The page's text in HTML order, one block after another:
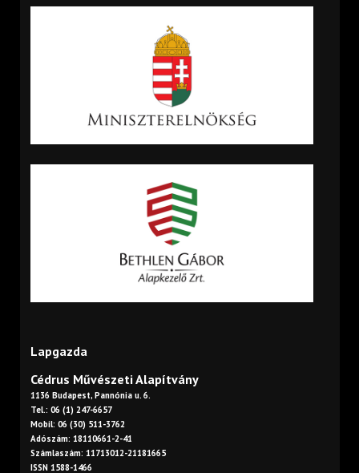
Lapgazda
Cédrus Művészeti Alapítvány
1136 Budapest, Pannónia u. 6.
Tel.: 06 (1) 247-6657
Mobil: 06 (30) 511-3762
Adószám: 18110661-2-41
Számlaszám: 11713012-21181665
ISSN 1588-1466